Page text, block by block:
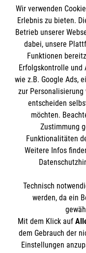
Impressum
Datenschutz
Kontakt
Barrierefreiheit
Die Malteser
Malteser in
Malteserorden
Sharepoint
IBAN: DE39
BIC:
So finden
Voxtruper
Der Malteser
Wir verwenden
Erlebnis zu bieten.
Betrieb unserer
dabei, unsere
Funktionen
Erfolgskontrolle und
wie z.B. Google Ads,
zur Personalisierung
entscheiden
möchten.
Zustimmung
Funktionalitäten
Weitere Infos
Technisch
werden, da ein
Mit dem Klick auf
dem Gebrauch der
Einstellungen